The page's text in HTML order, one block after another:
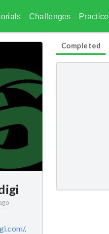
Challenges Practice
.
Completed